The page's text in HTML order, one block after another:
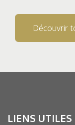
Découvrir
LIENS UTILES